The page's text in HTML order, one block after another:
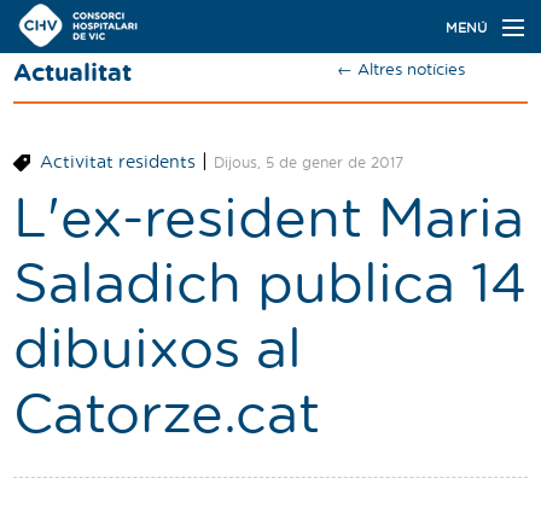
Navegació
principal
MENÚ
Actualitat
Oferta de places
Ser resident
Contacte
Cercador
Actualitat ← Altres notícies
Activitat residents| Dijous, 5 de gener de 2017
L'ex-resident Maria
Saladich publica 14
dibuixos al
Catorze.cat